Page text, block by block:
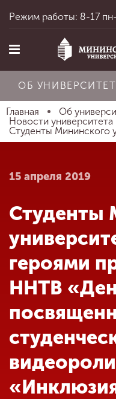
Главная
Абитуриенту
Обучение
Наука
деятельность
Режим работы: 8-17
ОБ
Главная
Об
Новости университета
Студенты Мининского
15 апреля 2019
Студенты
героями
ННТВ